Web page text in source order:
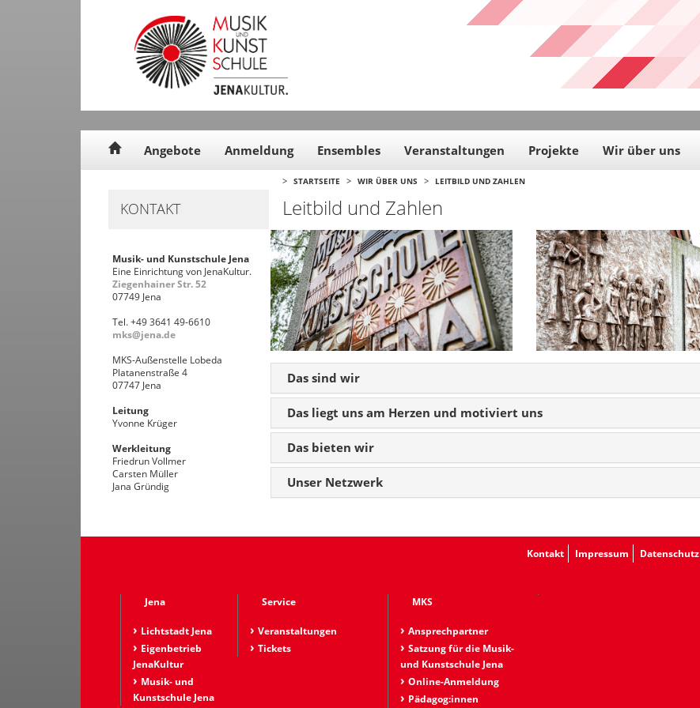
Angebote Anmeldung Ensembles Veranstaltungen Projekte Wir über uns
KONTAKT
Musik- und Kunstschule Jena
Eine Einrichtung von JenaKultur.
Ziegenhainer Str. 52
07749 Jena
Tel. +49 3641 49-6610
mks@jena.de
MKS-Außenstelle Lobeda
Platanenstraße 4
07747 Jena
Leitung
Yvonne Krüger
Werkleitung
Friedrun Vollmer
Carsten Müller
Jana Gründig
> STARTSEITE > WIR ÜBER UNS > LEITBILD UND ZAHLEN
Leitbild und Zahlen
Das sind wir
Das liegt uns am Herzen und motiviert uns
Das bieten wir
Unser Netzwerk
Kontakt Impressum Datenschutz
Jena
Lichtstadt Jena
Eigenbetrieb
JenaKultur
Musik- und
Kunstschule Jena
Service
Veranstaltungen
Tickets
MKS
Ansprechpartner
Satzung für die Musik-
und Kunstschule Jena
Online-Anmeldung
Pädagog:innen